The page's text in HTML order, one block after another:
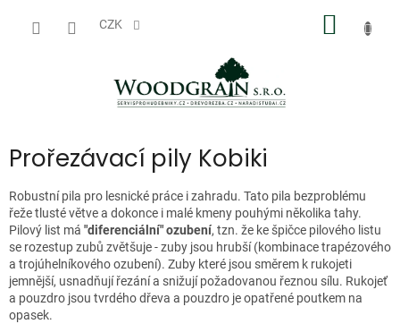
CZK
Prořezávací pily Kobiki
Robustní pila pro lesnické práce i zahradu. Tato pila bezproblému
řeže tlusté větve a dokonce i malé kmeny pouhými několika tahy.
Pilový list má "diferenciální" ozubení, tzn. že ke špičce pilového listu
se rozestup zubů zvětšuje - zuby jsou hrubší (kombinace trapézového
a trojúhelníkového ozubení). Zuby které jsou směrem k rukojeti
jemnější, usnadňují řezání a snižují požadovanou řeznou sílu. Rukojeť
a pouzdro jsou tvrdého dřeva a pouzdro je opatřené poutkem na
opasek.